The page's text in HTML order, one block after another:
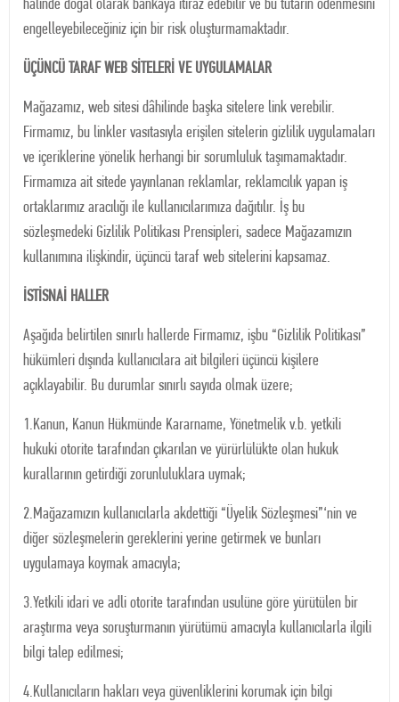
halinde doğal olarak bankaya itiraz edebilir ve bu tutarın ödenmesini
engelleyebileceğiniz için bir risk oluşturmamaktadır.
ÜÇÜNCÜ TARAF WEB SİTELERİ VE UYGULAMALAR
Mağazamız, web sitesi dâhilinde başka sitelere link verebilir.
Firmamız, bu linkler vasıtasıyla erişilen sitelerin gizlilik uygulamaları
ve içeriklerine yönelik herhangi bir sorumluluk taşımamaktadır.
Firmamıza ait sitede yayınlanan reklamlar, reklamcılık yapan iş
ortaklarımız aracılığı ile kullanıcılarımıza dağıtılır. İş bu
sözleşmedeki Gizlilik Politikası Prensipleri, sadece Mağazamızın
kullanımına ilişkindir, üçüncü taraf web sitelerini kapsamaz.
İSTİSNAİ HALLER
Aşağıda belirtilen sınırlı hallerde Firmamız, işbu “Gizlilik Politikası”
hükümleri dışında kullanıcılara ait bilgileri üçüncü kişilere
açıklayabilir. Bu durumlar sınırlı sayıda olmak üzere;
1.Kanun, Kanun Hükmünde Kararname, Yönetmelik v.b. yetkili
hukuki otorite tarafından çıkarılan ve yürürlülükte olan hukuk
kurallarının getirdiği zorunluluklara uymak;
2.Mağazamızın kullanıcılarla akdettiği “Üyelik Sözleşmesi”‘nin ve
diğer sözleşmelerin gereklerini yerine getirmek ve bunları
uygulamaya koymak amacıyla;
3.Yetkili idari ve adli otorite tarafından usulüne göre yürütülen bir
araştırma veya soruşturmanın yürütümü amacıyla kullanıcılarla ilgili
bilgi talep edilmesi;
4.Kullanıcıların hakları veya güvenliklerini korumak için bilgi